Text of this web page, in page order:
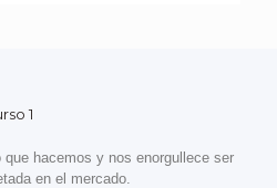
que hacemos y nos enorgullece ser
en el mercado.